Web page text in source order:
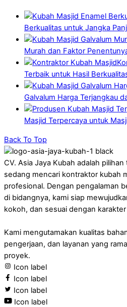
Berkualitas untuk Jangka
Murah dan Faktor
Terbaik untuk Hasil
Galvalum Harga Terjangkau
Masjid Terpercaya untuk
Back To Top
CV. Asia Jaya Kubah adalah
sedang mencari kontraktor kubah
profesional. Dengan pengalaman
di bidangnya, kami siap
kokoh, dan sesuai dengan
Kami mengutamakan kualitas
pengerjaan, dan layanan yang
proyek.
Icon label
Icon label
Icon label
Icon label